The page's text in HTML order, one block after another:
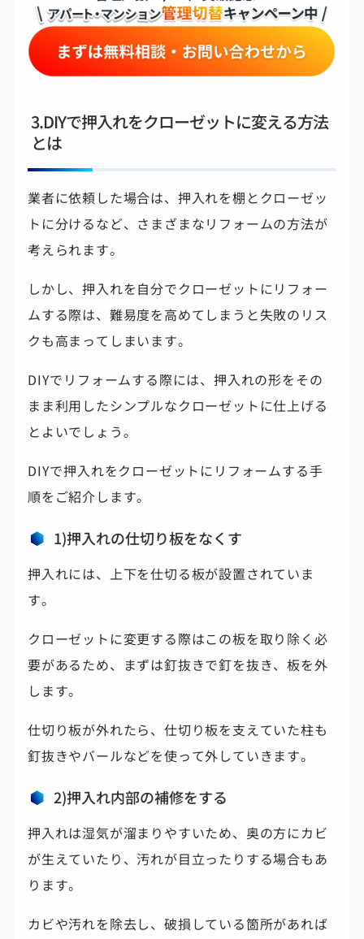
3.DIYで押入れをクローゼットに変える方法
とは
業者に依頼した場合は、押入れを棚とクローゼッ
トに分けるなど、さまざまなリフォームの方法が
考えられます。
しかし、押入れを自分でクローゼットにリフォー
ムする際は、難易度を高めてしまうと失敗のリス
クも高まってしまいます。
DIYでリフォームする際には、 押入れの形をその
まま利用したシンプルなクローゼットに仕上げる
とよいでしょう。
DIYで押入れをクローゼットにリフォームする手
順をご紹介します。
1)押入れの仕切り板をなくす
押入れには、上下を仕切る板が設置されていま
す。
クローゼットに変更する際はこの板を取り除く必
要があるため、まずは釘抜きで釘を抜き、板を外
します。
仕切り板が外れたら、仕切り板を支えていた柱も
釘抜きやバールなどを使って外していきます。
2)押入れ内部の補修をする
押入れは湿気が溜まりやすいため、 奥の方にカビ
が生えていたり、汚れが目立ったりする場合もあ
ります。
カビや汚れを除去し、破損している箇所があれば